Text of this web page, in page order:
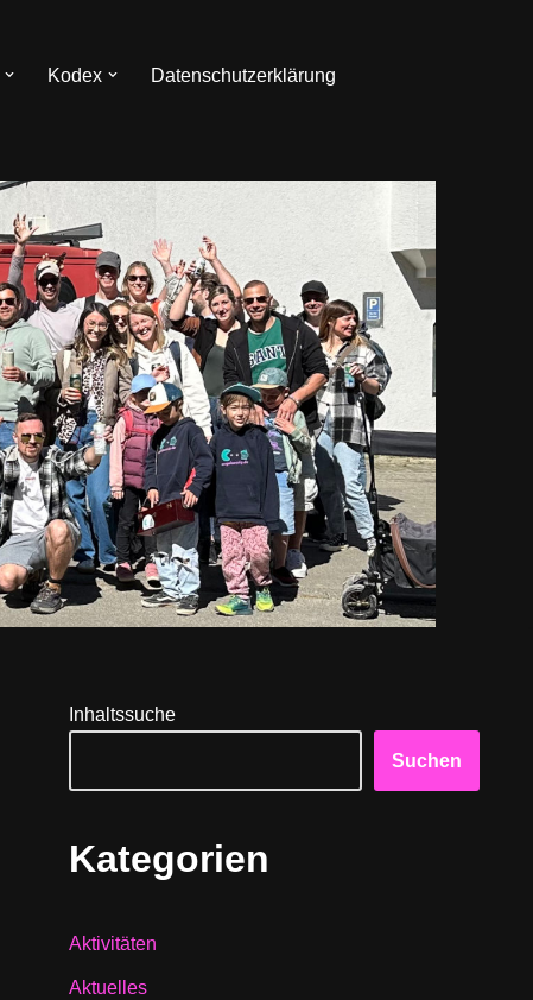
Kodex
Datenschutzerklärung
Inhaltssuche
Suchen
Kategorien
Aktivitäten
Aktuelles